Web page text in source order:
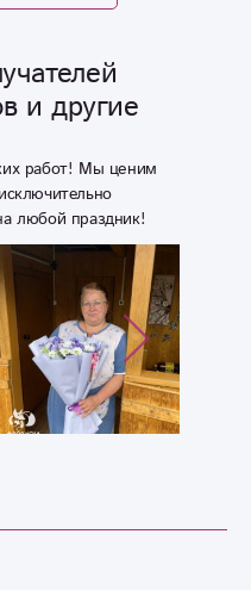
и другие
работ! Мы ценим
любой праздник!